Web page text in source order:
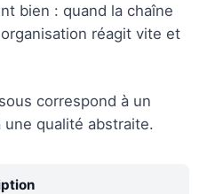
bien : quand la chaîne
réagit vite et
correspond à un
une qualité abstraite.